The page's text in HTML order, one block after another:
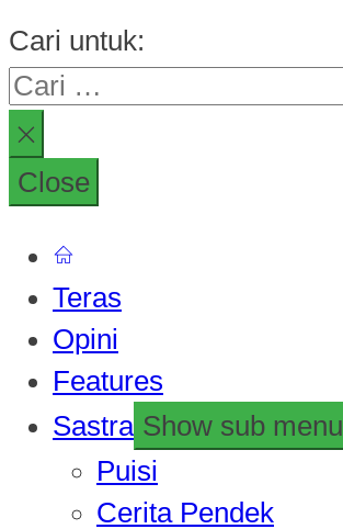
Cari untuk:
Close
Teras
Opini
Features
Sastra Show sub menu
Puisi
Cerita Pendek